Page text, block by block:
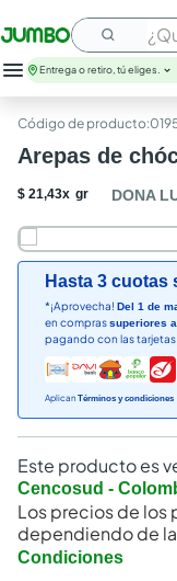
¿Qué
huevos
arroz
nutribela
aceite
queso
pollo
carne
Entrega o retiro, tú eliges.
:
Arepas de
$ 21,43x gr DONA
Hasta 3 cuotas
*¡Aprovecha! Del 1 de
en comprassuperiores a
pagando con las
Aplican Términos y condiciones
Este producto es
Cencosud -
Los precios de
dependiendo de
Condiciones